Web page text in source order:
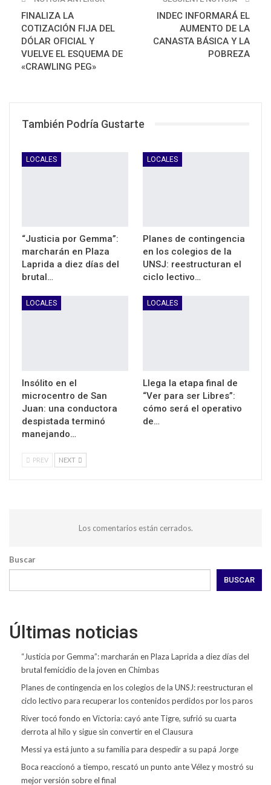
FINALIZA LA
COTIZACIÓN FIJA DEL
DÓLAR OFICIAL Y
VUELVE EL ESQUEMA DE
«CRAWLING PEG»
INDEC INFORMARÁ EL
AUMENTO DE LA
CANASTA BÁSICA Y LA
POBREZA
También Podría Gustarte
LOCALES
“Justicia por Gemma”:
marcharán en Plaza
Laprida a diez días del
brutal…
LOCALES
Planes de contingencia
en los colegios de la
UNSJ: reestructuran el
ciclo lectivo…
LOCALES
Insólito en el
microcentro de San
Juan: una conductora
despistada terminó
manejando…
LOCALES
Llega la etapa final de
“Ver para ser Libres”:
cómo será el operativo
de…
PREV NEXT
Los comentarios están cerrados.
Buscar
BUSCAR
Últimas noticias
“Justicia por Gemma”: marcharán en Plaza Laprida a diez días del
brutal femicidio de la joven en Chimbas
Planes de contingencia en los colegios de la UNSJ: reestructuran el
ciclo lectivo para recuperar los contenidos perdidos por los paros
River tocó fondo en Victoria: cayó ante Tigre, sufrió su cuarta
derrota al hilo y sigue sin convertir en el Clausura
Messi ya está junto a su familia para despedir a su papá Jorge
Boca reaccionó a tiempo, rescató un punto ante Vélez y mostró su
mejor versión sobre el final